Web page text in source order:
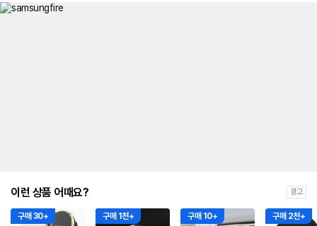
이런 상품 어때요? 광고
구매 30+ 구매 1천+ 구매 10+ 구매 2천+